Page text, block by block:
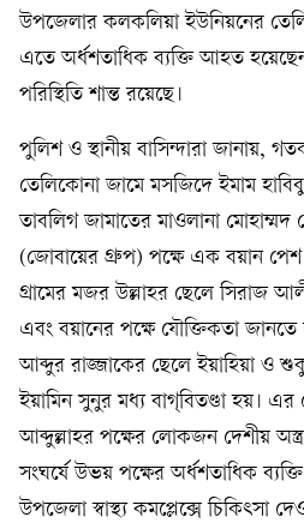
উপজেলার কলকলিয়া ইউনিয়নের
এতে অর্ধশতাধিক ব্যক্তি আহত
পরিস্থিতি শান্ত রয়েছে।
পুলিশ ও স্থানীয় বাসিন্দারা জানায়,
তেলিকোনা জামে মসজিদে ইমাম
তাবলিগ জামাতের মাওলানা
(জোবায়ের গ্রুপ) পক্ষে এক বয়ান
গ্রামের মজর উল্লাহর ছেলে সিরাজ
এবং বয়ানের পক্ষে যৌক্তিকতা
আব্দুর রাজ্জাকের ছেলে ইয়াহিয়া ও
ইয়ামিন সুনুর মধ্য বাগ্‌বিতণ্ডা হয়।
আব্দুল্লাহর পক্ষের লোকজন দেশীয়
সংঘর্ষে উভয় পক্ষের অর্ধশতাধিক
উপজেলা স্বাস্থ্য কমপ্লেক্সে চিকিৎসা